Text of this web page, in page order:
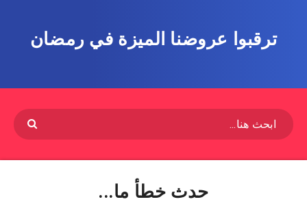
ترقبوا عروضنا الميزة في رمضان
حدث خطأ ما...